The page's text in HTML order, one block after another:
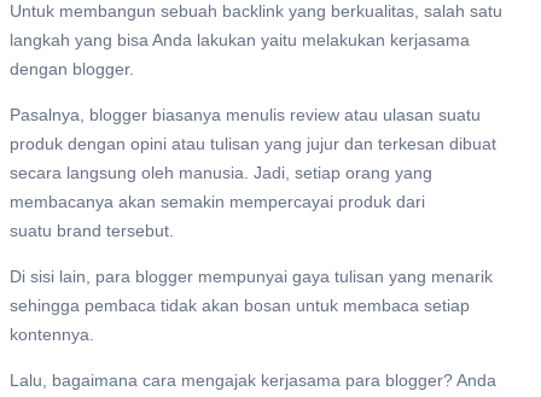
Untuk membangun sebuah backlink yang berkualitas, salah satu
langkah yang bisa Anda lakukan yaitu melakukan kerjasama
dengan blogger.
Pasalnya, blogger biasanya menulis review atau ulasan suatu
produk dengan opini atau tulisan yang jujur dan terkesan dibuat
secara langsung oleh manusia. Jadi, setiap orang yang
membacanya akan semakin mempercayai produk dari
suatu brand tersebut.
Di sisi lain, para blogger mempunyai gaya tulisan yang menarik
sehingga pembaca tidak akan bosan untuk membaca setiap
kontennya.
Lalu, bagaimana cara mengajak kerjasama para blogger? Anda